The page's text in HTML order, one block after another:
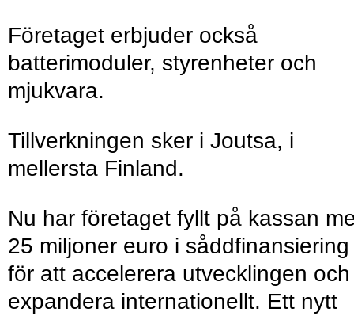
Företaget erbjuder också
batterimoduler, styrenheter och
mjukvara.
Tillverkningen sker i Joutsa, i
mellersta Finland.
Nu har företaget fyllt på kassan
25 miljoner euro i såddfinansiering
för att accelerera utvecklingen och
expandera internationellt. Ett nytt